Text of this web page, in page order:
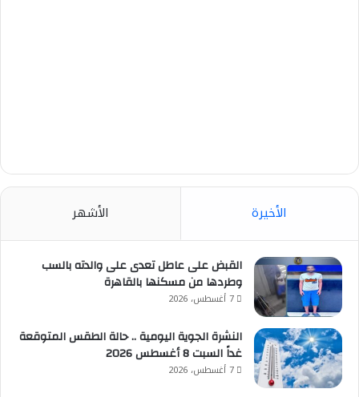
الأخيرة الأشهر
القبض على عاطل تعدى على والدته بالسب
وطردها من مسكنها بالقاهرة
7 أغسطس، 2026
النشرة الجوية اليومية .. حالة الطقس المتوقعة
غداً السبت 8 أغسطس 2026
7 أغسطس، 2026